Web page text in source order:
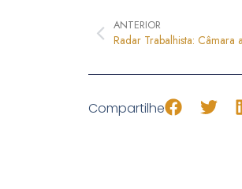
ANTERIOR
Compartilhe